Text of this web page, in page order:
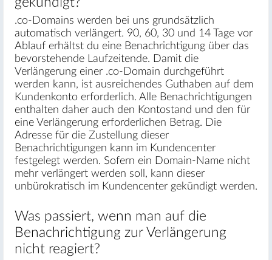
.co-Domains werden bei uns grundsätzlich
automatisch verlängert. 90, 60, 30 und 14 Tage vor
Ablauf erhältst du eine Benachrichtigung über das
bevorstehende Laufzeitende. Damit die
Verlängerung einer .co-Domain durchgeführt
werden kann, ist ausreichendes Guthaben auf dem
Kundenkonto erforderlich. Alle Benachrichtigungen
enthalten daher auch den Kontostand und den für
eine Verlängerung erforderlichen Betrag. Die
Adresse für die Zustellung dieser
Benachrichtigungen kann im Kundencenter
festgelegt werden. Sofern ein Domain-Name nicht
mehr verlängert werden soll, kann dieser
unbürokratisch im Kundencenter gekündigt werden.
Was passiert, wenn man auf die
Benachrichtigung zur Verlängerung
nicht reagiert?